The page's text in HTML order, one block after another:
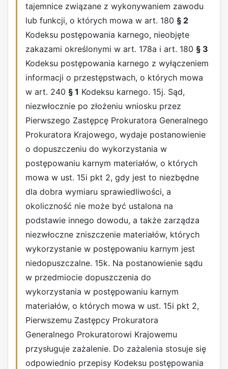
tajemnice związane z wykonywaniem zawodu
lub funkcji, o których mowa w art. 180 § 2
Kodeksu postępowania karnego, nieobjęte
zakazami określonymi w art. 178a i art. 180 § 3
Kodeksu postępowania karnego z wyłączeniem
informacji o przestępstwach, o których mowa
w art. 240 § 1 Kodeksu karnego. 15j. Sąd,
niezwłocznie po złożeniu wniosku przez
Pierwszego Zastępcę Prokuratora Generalnego
Prokuratora Krajowego, wydaje postanowienie
o dopuszczeniu do wykorzystania w
postępowaniu karnym materiałów, o których
mowa w ust. 15i pkt 2, gdy jest to niezbędne
dla dobra wymiaru sprawiedliwości, a
okoliczność nie może być ustalona na
podstawie innego dowodu, a także zarządza
niezwłoczne zniszczenie materiałów, których
wykorzystanie w postępowaniu karnym jest
niedopuszczalne. 15k. Na postanowienie sądu
w przedmiocie dopuszczenia do
wykorzystania w postępowaniu karnym
materiałów, o których mowa w ust. 15i pkt 2,
Pierwszemu Zastępcy Prokuratora
Generalnego Prokuratorowi Krajowemu
przysługuje zażalenie. Do zażalenia stosuje się
odpowiednio przepisy Kodeksu postępowania